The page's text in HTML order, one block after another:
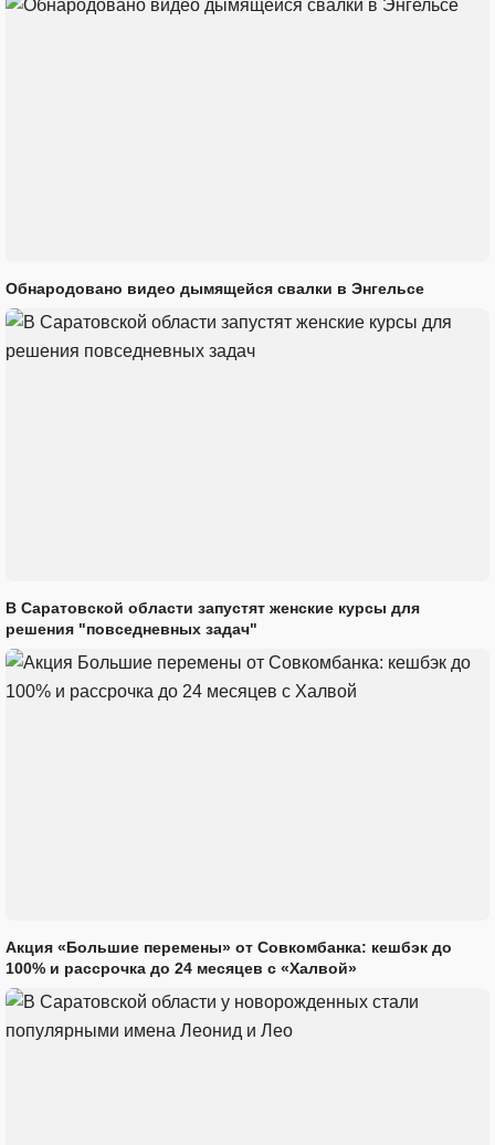
Обнародовано видео дымящейся свалки в Энгельсе
В Саратовской области запустят женские курсы для
решения "повседневных задач"
Акция «Большие перемены» от Совкомбанка: кешбэк до
100% и рассрочка до 24 месяцев с «Халвой»